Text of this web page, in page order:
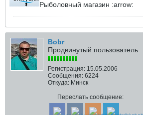
Рыболовный магазин :arrow:
Bobr
Продвинутый пользователь
Регистрация: 15.05.2006
Сообщения: 6224
Откуда: Минск
Переслать сообщение: